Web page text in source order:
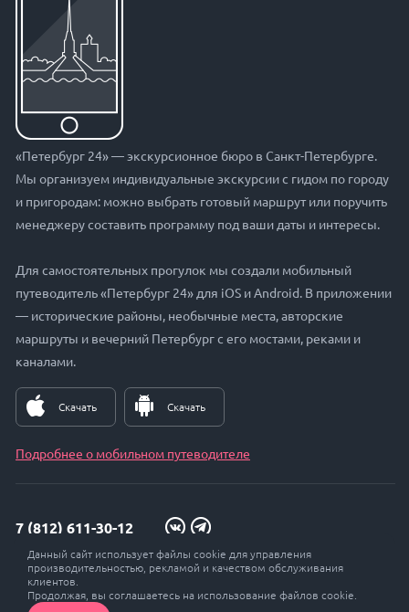
«Петербург 24» — экскурсионное бюро в Санкт-Петербурге.
Мы организуем индивидуальные экскурсии с гидом по городу
и пригородам: можно выбрать готовый маршрут или поручить
менеджеру составить программу под ваши даты и интересы.
Для самостоятельных прогулок мы создали мобильный
путеводитель «Петербург 24» для iOS и Android. В приложении
— исторические районы, необычные места, авторские
маршруты и вечерний Петербург с его мостами, реками и
каналами.
Скачать Скачать
Подробнее о мобильном путеводителе
7 (812) 611-30-12
zakaz@petersburg24.ru
Данный сайт использует файлы cookie для управления
производительностью, рекламой и качеством обслуживания
клиентов.
Продолжая, вы соглашаетесь на использование файлов cookie.